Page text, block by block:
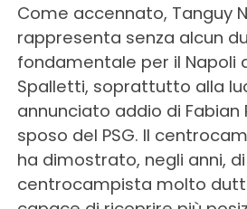
Come accennato, Tanguy
rappresenta senza alcun
fondamentale per il Napoli
Spalletti, soprattutto alla
annunciato addio di Fabian
sposo del PSG. Il
ha dimostrato, negli anni,
centrocampista molto